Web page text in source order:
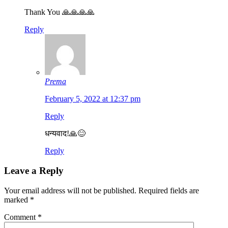
Thank You 🙏🙏🙏🙏
Reply
Prema
February 5, 2022 at 12:37 pm
Reply
धन्यवाद!🙏😊
Reply
Leave a Reply
Your email address will not be published. Required fields are
marked *
Comment *